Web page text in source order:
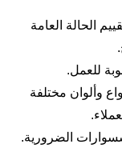
الحالة العامة
للعمل.
وألوان مختلفة
الضرورية.